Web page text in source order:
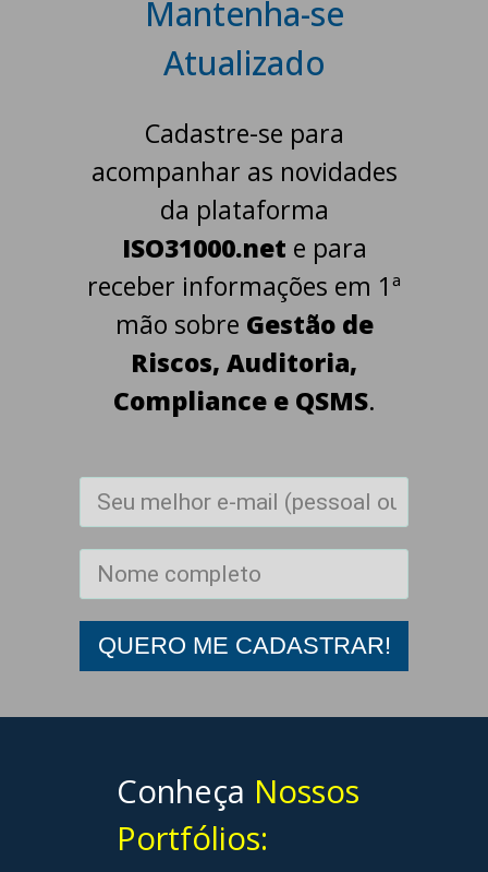
Mantenha-se
Atualizado
Cadastre-se para
acompanhar as novidades
da plataforma
ISO31000.net e para
receber informações em 1ª
mão sobre Gestão de
Risco s, Auditoria,
C omp lian ce e QSMS.
QUERO ME CADASTRAR!
Conheça Nossos
Portfólios: